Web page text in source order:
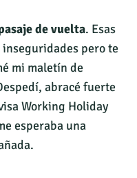
de vuelta. Esas
pero te
mi maletín de
abracé fuerte
Working Holiday
esperaba una